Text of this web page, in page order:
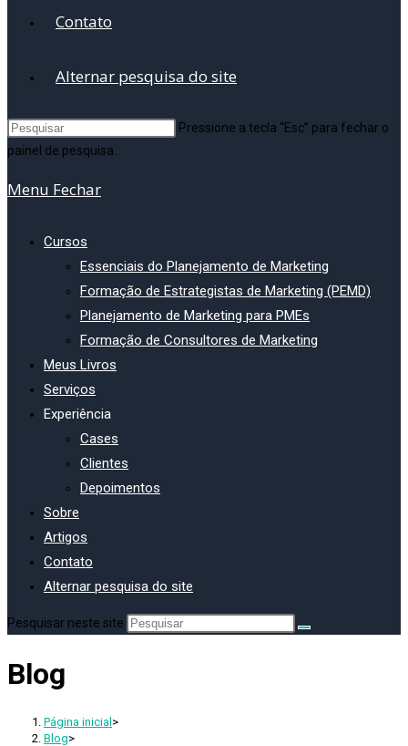
Contato
Alternar pesquisa do site
Pressione a tecla “Esc” para fechar o
painel de pesquisa.
Menu Fechar
Cursos
Essenciais do Planejamento de Marketing
Formação de Estrategistas de Marketing (PEMD)
Planejamento de Marketing para PMEs
Formação de Consultores de Marketing
Meus Livros
Serviços
Experiência
Cases
Clientes
Depoimentos
Sobre
Artigos
Contato
Alternar pesquisa do site
Pesquisar neste site
Blog
Página inicial >
Blog>